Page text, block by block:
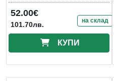
Managed, Gigabit, PoE
52.00€
101.70лв. на склад
КУПИ